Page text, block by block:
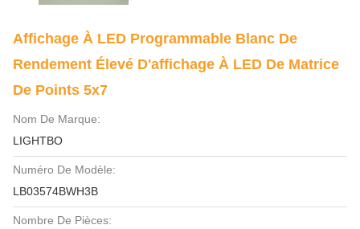
Affichage À LED Programmable Blanc De
Rendement Élevé D'affichage À LED De Matrice
De Points 5x7
Nom De Marque:
LIGHTBO
Numéro De Modèle:
LB03574BWH3B
Nombre De Pièces: